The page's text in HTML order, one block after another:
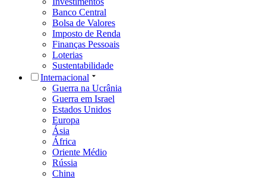
Banco Central
Bolsa de Valores
Imposto de Renda
Finanças Pessoais
Loterias
Sustentabilidade
Internacional
Guerra na Ucrânia
Guerra em Israel
Estados Unidos
Europa
Ásia
África
Oriente Médio
Rússia
China